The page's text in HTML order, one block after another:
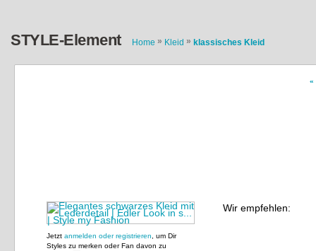
STYLE-Element Home » Kleid » klassisches Kleid
«
Jetzt anmelden oder registrieren , um Dir
Styles zu merken oder Fan davon zu
Wir empfehlen: